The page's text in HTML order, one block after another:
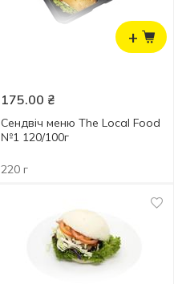
+
175.00 ₴
Сендвіч меню The Local Food
№1 120/100г
220 г